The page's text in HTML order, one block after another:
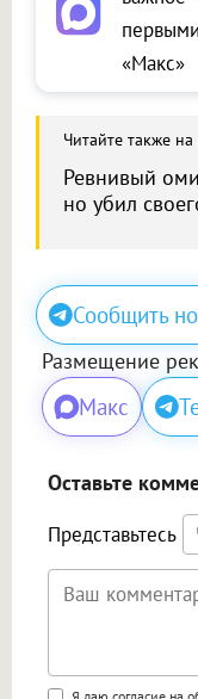
«Макс»
Читайте также
Ревнивый
но убил
Сообщить
Размещение
Макс
Оставьте
Представьтесь